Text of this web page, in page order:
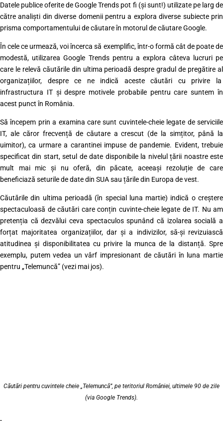
Datele publice oferite de Google Trends pot fi (și sunt!) utilizate pe larg de
către analiști din diverse domenii pentru a explora diverse subiecte prin
prisma comportamentului de căutare în motorul de căutare Google.
În cele ce urmează, voi încerca să exemplific, într-o formă cât de poate de
modestă, utilizarea Google Trends pentru a explora câteva lucruri pe
care le relevă căutările din ultima perioadă despre gradul de pregătire al
organizațiilor, despre ce ne indică aceste căutări cu privire la
infrastructura IT și despre motivele probabile pentru care suntem în
acest punct în România.
Să începem prin a examina care sunt cuvintele-cheie legate de serviciile
IT, ale căror frecvență de căutare a crescut (de la simțitor, până la
uimitor), ca urmare a carantinei impuse de pandemie. Evident, trebuie
specificat din start, setul de date disponibile la nivelul țării noastre este
mult mai mic și nu oferă, din păcate, aceeași rezoluție de care
beneficiază seturile de date din SUA sau țările din Europa de vest.
Căutările din ultima perioadă (în special luna martie) indică o creștere
spectaculoasă de căutări care conțin cuvinte-cheie legate de IT. Nu am
pretenția că dezvălui ceva spectaculos spunând că izolarea socială a
forțat majoritatea organizațiilor, dar și a indivizilor, să-și revizuiască
atitudinea și disponibilitatea cu privire la munca de la distanță. Spre
exemplu, putem vedea un vârf impresionant de căutări în luna martie
pentru „Telemuncă” (vezi mai jos).
Căutări pentru cuvintele cheie „Telemuncă”, pe teritoriul României, ultimele 90 de zile
(via Google Trends).